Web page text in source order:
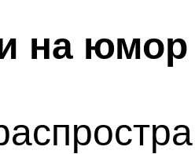
на юмор